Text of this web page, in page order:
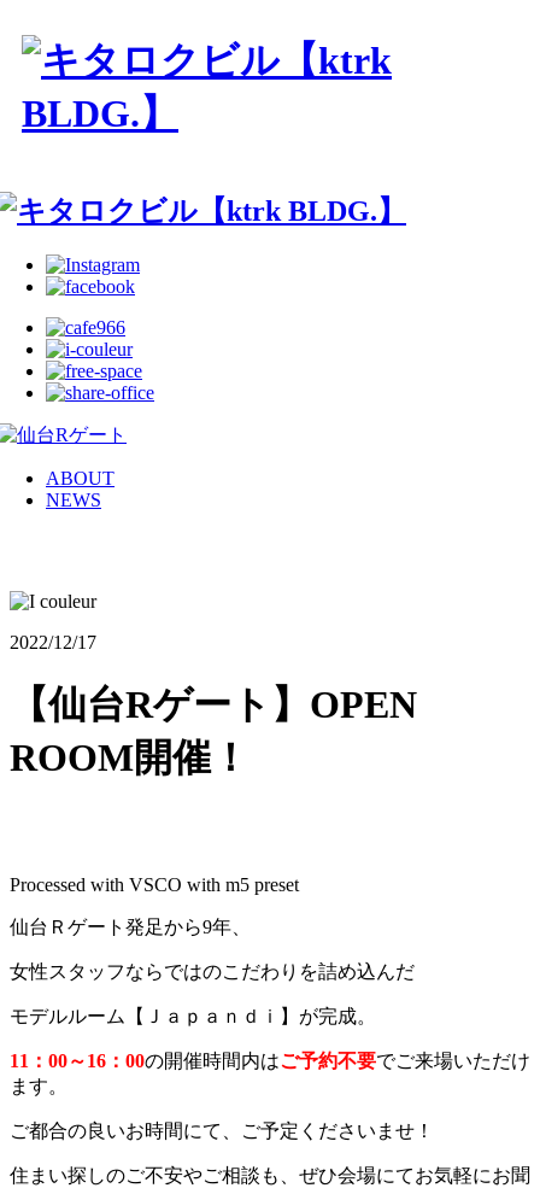
ABOUT
NEWS
2022/12/17
【仙台Rゲート】OPEN
ROOM開催！
Processed with VSCO with m5 preset
仙台Ｒゲート発足から9年、
女性スタッフならではのこだわりを詰め込んだ
モデルルーム【Ｊａｐａｎｄｉ】が完成。
11：00～16：00の開催時間内はご予約不要でご来場いただけ
ます。
ご都合の良いお時間にて、ご予定くださいませ！
住まい探しのご不安やご相談も、ぜひ会場にてお気軽にお聞